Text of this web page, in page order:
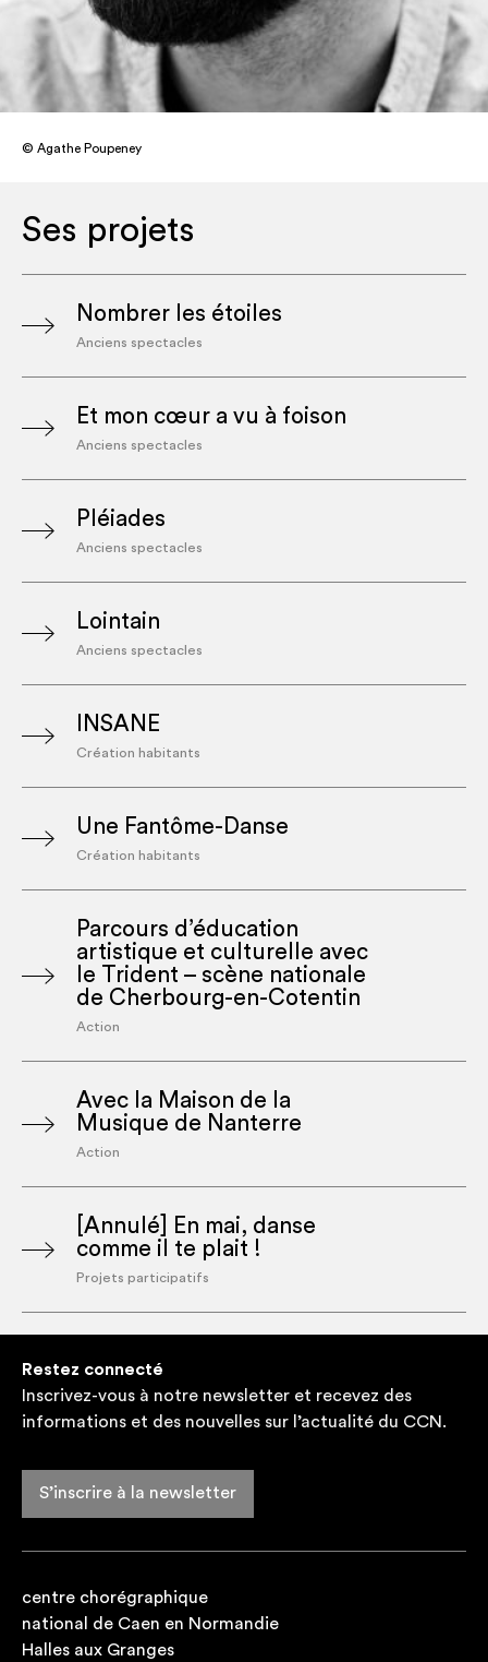
© Agathe Poupeney
Ses projets
Nombrer les étoiles
Anciens spectacles
Et mon cœur a vu à foison
Anciens spectacles
Pléiades
Anciens spectacles
Lointain
Anciens spectacles
INSANE
Création habitants
Une Fantôme-Danse
Création habitants
Parcours d’éducation
artistique et culturelle avec
le Trident – scène nationale
de Cherbourg-en-Cotentin
Action
Avec la Maison de la
Musique de Nanterre
Action
[Annulé] En mai, danse
comme il te plait !
Projets participatifs
Restez connecté
Inscrivez-vous à notre newsletter et recevez des
informations et des nouvelles sur l’actualité du CCN.
S’inscrire à la newsletter
centre chorégraphique
national de Caen en Normandie
Halles aux Granges